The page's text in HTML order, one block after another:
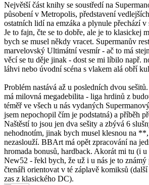
Největší část knihy se soustředí na
působení v Metropolis, představení
ostatních lidí na emzáka a plynule přechází v
Je to fajn, čte se to dobře, ale je to klasickej
bych se musel někdy vracet. Supermanův
marvelovský Ultimátní vesmír - ač to má
věcí se tu děje jinak - dost se mi líbilo např.
láhvi nebo úvodní scéna s vlakem alá obří
Problém nastává až u posledních dvou
má milovná megadebilita - liga hrdinů z
téměř ve všech u nás vydaných
jsem nepochopil čím je podstatná) a příběh
Naštěstí to jsou jen dva sešity a zbývá 6
nehodnotím, jinak bych musel klesnou na
nezaslouží. BBArt má opět zpracování na
hromada bonusů, hardback. Akorát mi tu (i
New52 - řekl bych, že už i u nás je to známý
čtenáři orientovat v té záplavě komiksů
zas z klasického DC).